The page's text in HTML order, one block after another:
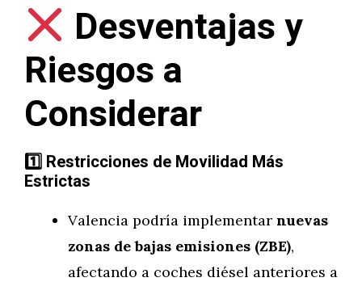
Desventajas y
Riesgos a
Considerar
1️ Restricciones de Movilidad Más
Estrictas
Valencia podría implementar nuevas
zonas de bajas emisiones (ZBE),
afectando a coches diésel anteriores a